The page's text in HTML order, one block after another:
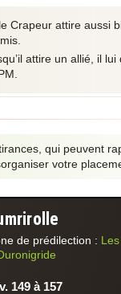
le Crapeur attire aussi
attire un allié, il lui
qui peuvent
votre
de prédilection :
149 à 157